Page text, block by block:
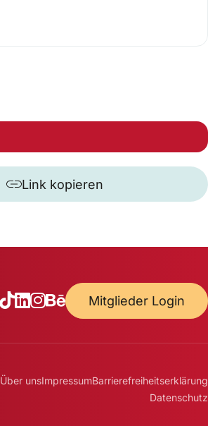
Link kopieren
Mitglieder Login
Über unsImpressumBarrierefreiheitserklärung
Datenschutz